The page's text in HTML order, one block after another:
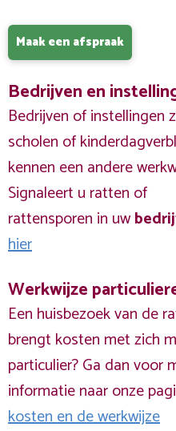
Maak een afspraak
Bedrijven en
Bedrijven of instellingen
scholen of
kennen een andere
Signaleert u ratten of
rattensporen in uw
hier
Werkwijze
Een huisbezoek van de
brengt kosten met zich
particulier? Ga dan voor
informatie naar onze
kosten en de werkwijze